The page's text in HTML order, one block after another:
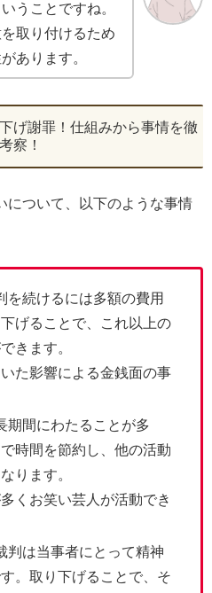
うことですね。
取り付けるため
あります。
げ謝罪！仕組みから事情を徹
察！
について、以下のような事情
を続けるには多額の費用
げることで、これ以上の
きます。
た影響による金銭面の事
期間にわたることが多
時間を節約し、他の活動
ります。
くお笑い芸人が活動でき
判は当事者にとって精神
。取り下げることで、そ